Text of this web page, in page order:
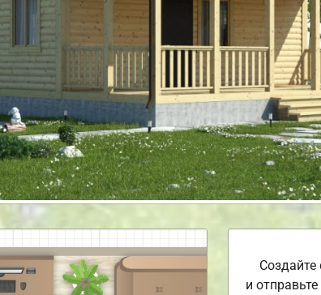
Создайте
и